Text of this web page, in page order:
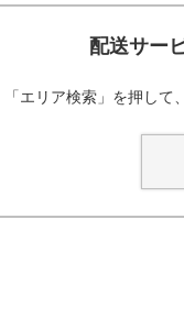
配送サー
「エリア検索」を押し